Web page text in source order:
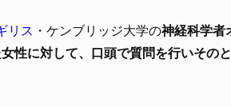
リス ・ケンブリッジ大学の神経科学者
性に対して、口頭で質問を行いその